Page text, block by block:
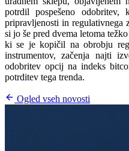
potrdil pospešeno odobritev,
pripravljenosti in regulativnega
si jo še pred dvema letoma
ki se je kopičil na obrobju
instrumentov, začenja najti
odobritev opcij na indeks
potrditev tega trenda.
Ogled vseh novosti